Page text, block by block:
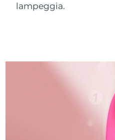
lampeggia.